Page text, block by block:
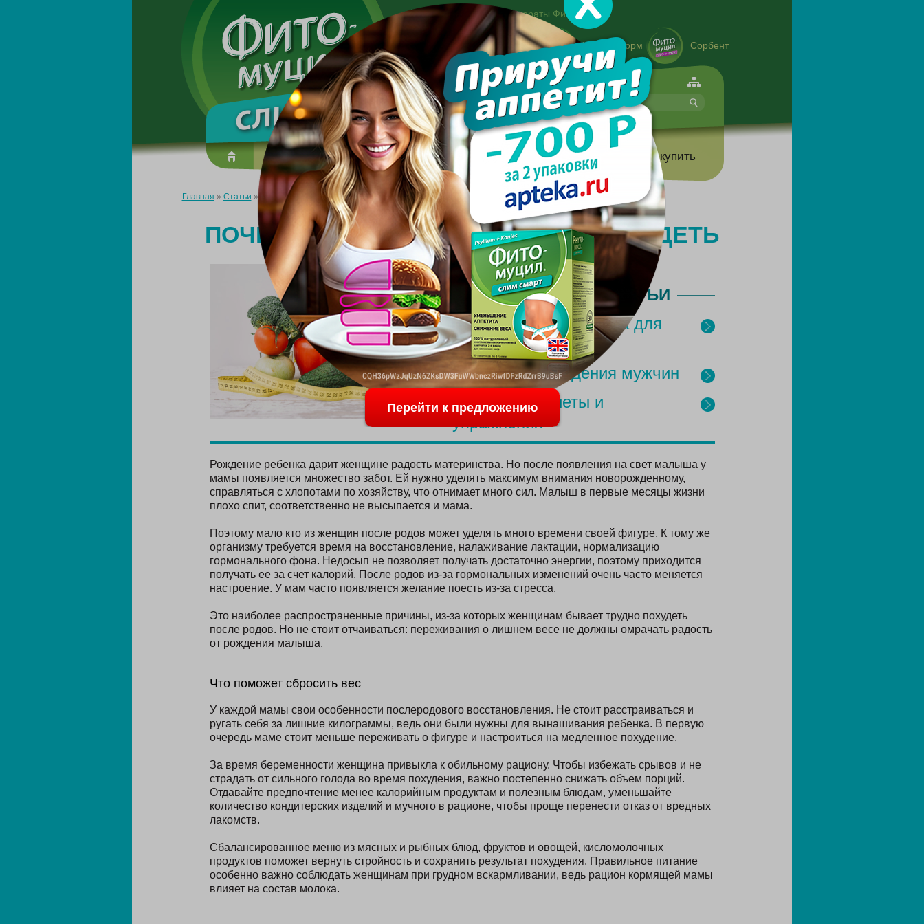
Другие препараты Фитомуцил:
Норм Холестенорм Сорбент
форте
Made in the UK
Консультация специалиста:
+7 495 744-06-27
О препарате Усиль эффект Полезно знать Вопрос-ответ Где купить
Главная » Статьи »Почему после родов трудно похудеть
ПОЧЕМУ ПОСЛЕ РОДОВ ТРУДНО ПОХУДЕТЬ
ПОСЛЕДНИЕ СТАТЬИ
Чем полезна клетчатка для
удержания веса
Проблемы похудения мужчин
Похудение: диеты и
упражнения
Рождение ребенка дарит женщине радость материнства. Но после появления на свет малыша у
мамы появляется множество забот. Ей нужно уделять максимум внимания новорожденному,
справляться с хлопотами по хозяйству, что отнимает много сил. Малыш в первые месяцы жизни
плохо спит, соответственно не высыпается и мама.
Поэтому мало кто из женщин после родов может уделять много времени своей фигуре. К тому же
организму требуется время на восстановление, налаживание лактации, нормализацию
гормонального фона. Недосып не позволяет получать достаточно энергии, поэтому приходится
получать ее за счет калорий. После родов из-за гормональных изменений очень часто меняется
настроение. У мам часто появляется желание поесть из-за стресса.
Это наиболее распространенные причины, из-за которых женщинам бывает трудно похудеть
после родов. Но не стоит отчаиваться: переживания о лишнем весе не должны омрачать радость
от рождения малыша.
Что поможет сбросить вес
У каждой мамы свои особенности послеродового восстановления. Не стоит расстраиваться и
ругать себя за лишние килограммы, ведь они были нужны для вынашивания ребенка. В первую
очередь маме стоит меньше переживать о фигуре и настроиться на медленное похудение.
За время беременности женщина привыкла к обильному рациону. Чтобы избежать срывов и не
страдать от сильного голода во время похудения, важно постепенно снижать объем порций.
Отдавайте предпочтение менее калорийным продуктам и полезным блюдам, уменьшайте
количество кондитерских изделий и мучного в рационе, чтобы проще перенести отказ от вредных
лакомств.
Сбалансированное меню из мясных и рыбных блюд, фруктов и овощей, кисломолочных
продуктов поможет вернуть стройность и сохранить результат похудения. Правильное питание
особенно важно соблюдать женщинам при грудном вскармливании, ведь рацион кормящей мамы
влияет на состав молока.
Перейти к предложению